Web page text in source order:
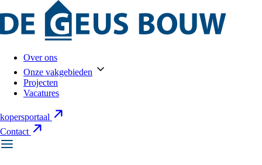
Over ons
Onze vakgebieden
Projecten
Vacatures
kopersportaal
Contact